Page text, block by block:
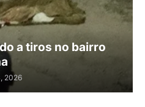
a tiros no bairro
2026